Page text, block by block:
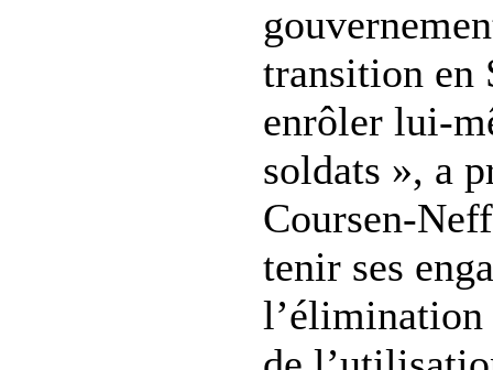
transition en
enrôler lui-
soldats », a
Coursen-
tenir ses
l’élimination